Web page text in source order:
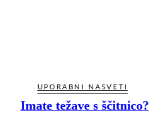
UPORABNI NASVETI
Imate težave s ščitnico?